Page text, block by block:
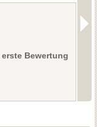
Bewertung